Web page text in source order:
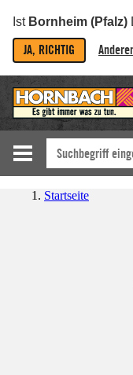
Ist Bornheim (Pfalz)
JA, RICHTIG
Startseite